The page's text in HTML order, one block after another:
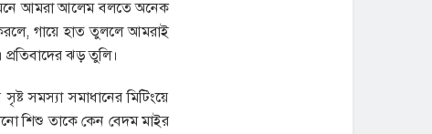
মনে আমরা আলেম বলতে অনেক
গায়ে হাত তুললে আমরাই
প্রতিবাদের ঝড় তুলি।
সমস্যা সমাধানের মিটিংয়ে
শিশু তাকে কেন বেদম মাইর